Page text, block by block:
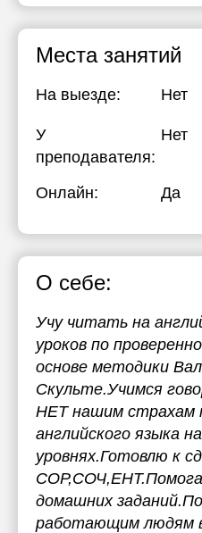
Места занятий
На выезде: Нет
У
преподавателя:
Нет
Онлайн: Да
О себе:
Учу читать на
уроков по
основе методики
Скульте.Учимся
НЕТ нашим страхам
английского языка
уровнях.Готовлю к
домашних
работающим людям